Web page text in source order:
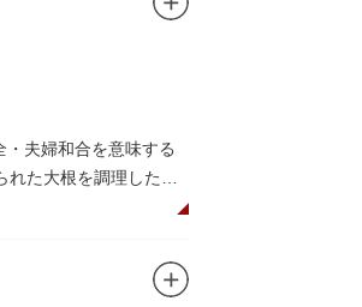
夫婦和合を意味する
た大根を調理した風
と考えられており、依